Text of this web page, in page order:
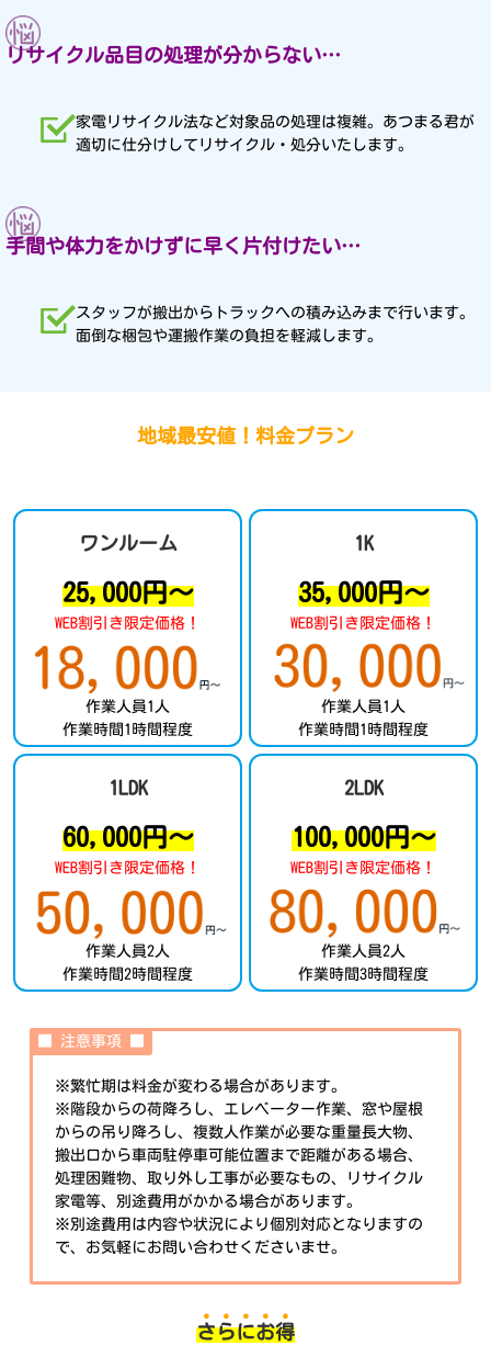
リサイクル品目の処理が分からない…
家電リサイクル法など対象品の処理は複雑。あつまる君が
適切に仕分けしてリサイクル・処分いたします。
手間や体力をかけずに早く片付けたい…
スタッフが搬出からトラックへの積み込みまで行います。
面倒な梱包や運搬作業の負担を軽減します。
地域最安値！料金プラン
ワンルーム
25,000円～
WEB割引き限定価格！
作業人員1人
作業時間1時間程度
1K
35,000円～
WEB割引き限定価格！
作業人員1人
作業時間1時間程度
1LDK
60,000円～
WEB割引き限定価格！
作業人員2人
作業時間2時間程度
2LDK
100,000円～
WEB割引き限定価格！
作業人員2人
作業時間3時間程度
■ 注意事項 ■
※繁忙期は料金が変わる場合があります。
※階段からの荷降ろし、エレベーター作業、窓や屋根
からの吊り降ろし、複数人作業が必要な重量長大物、
搬出口から車両駐停車可能位置まで距離がある場合、
処理困難物、取り外し工事が必要なもの、リサイクル
家電等、別途費用がかかる場合があります。
※別途費用は内容や状況により個別対応となりますの
で、お気軽にお問い合わせくださいませ。
さらにお得